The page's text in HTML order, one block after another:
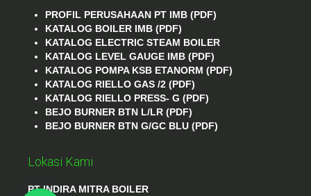
PROFIL PERUSAHAAN PT IMB (PDF)
KATALOG BOILER IMB (PDF)
KATALOG ELECTRIC STEAM BOILER
KATALOG LEVEL GAUGE IMB (PDF)
KATALOG POMPA KSB ETANORM (PDF)
KATALOG RIELLO GAS /2 (PDF)
KATALOG RIELLO PRESS- G (PDF)
BEJO BURNER BTN L/LR (PDF)
BEJO BURNER BTN G/GC BLU (PDF)
Lokasi Kami
PT INDIRA MITRA BOILER